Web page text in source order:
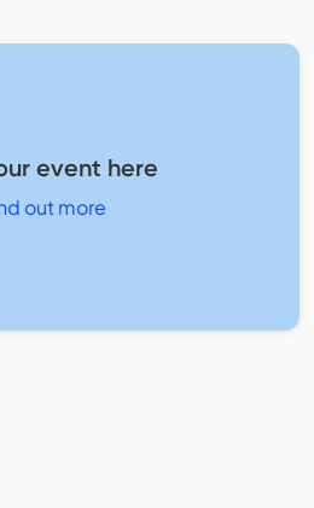
event here
out more